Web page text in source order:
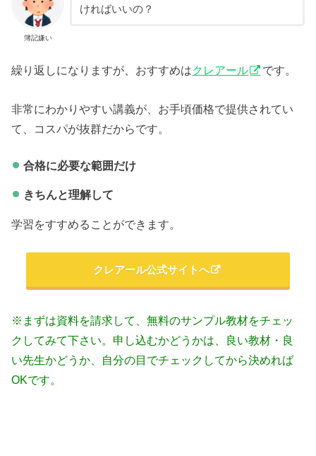
簿記嫌い
ければいいの？
繰り返しになりますが、おすすめはクレアール です。
非常にわかりやすい講義が、お手頃価格で提供されてい
て、コスパが抜群だからです。
合格に必要な範囲だけ
きちんと理解して
学習をすすめることができます。
クレアール公式サイトへ
※まずは資料を請求して、無料のサンプル教材をチェッ
クしてみて下さい。申し込むかどうかは、良い教材・良
い先生かどうか、自分の目でチェックしてから決めれば
OKです。